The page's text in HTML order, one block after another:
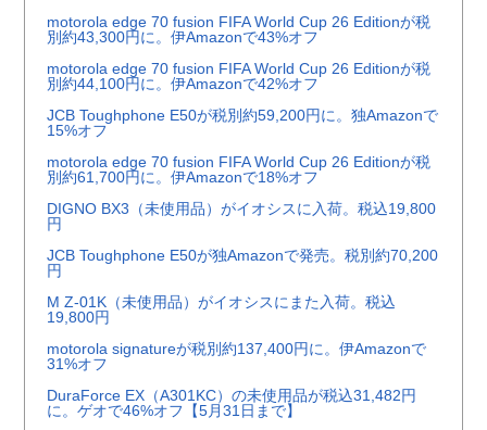
motorola edge 70 fusion FIFA World Cup 26 Editionが税
別約43,300円に。伊Amazonで43%オフ
motorola edge 70 fusion FIFA World Cup 26 Editionが税
別約44,100円に。伊Amazonで42%オフ
JCB Toughphone E50が税別約59,200円に。独Amazonで
15%オフ
motorola edge 70 fusion FIFA World Cup 26 Editionが税
別約61,700円に。伊Amazonで18%オフ
DIGNO BX3（未使用品）がイオシスに入荷。税込19,800
円
JCB Toughphone E50が独Amazonで発売。税別約70,200
円
M Z-01K（未使用品）がイオシスにまた入荷。税込
19,800円
motorola signatureが税別約137,400円に。伊Amazonで
31%オフ
DuraForce EX（A301KC）の未使用品が税込31,482円
に。ゲオで46%オフ【5月31日まで】